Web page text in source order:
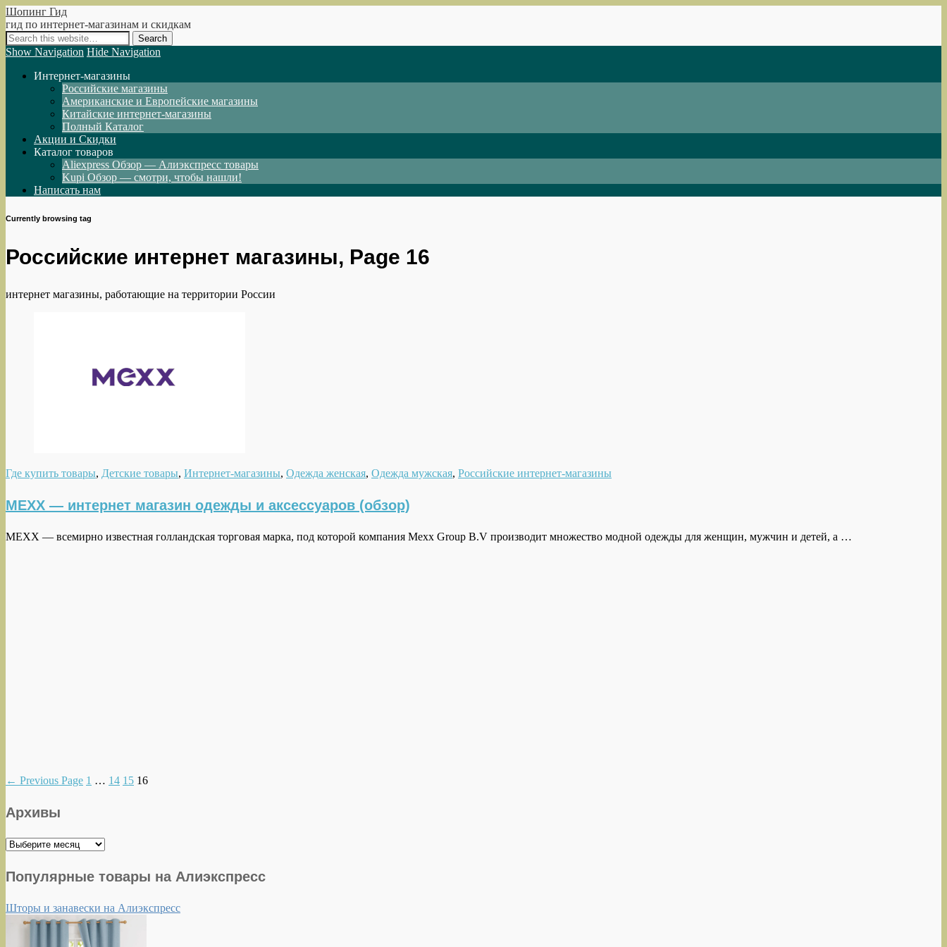
Шопинг Гид
гид по интернет-магазинам и скидкам
Show Navigation Hide Navigation
Интернет-магазины
Российские магазины
Американские и Европейские магазины
Китайские интернет-магазины
Полный Каталог
Акции и Скидки
Каталог товаров
Aliexpress Обзор — Алиэкспресс товары
Kupi Обзор — смотри, чтобы нашли!
Написать нам
Currently browsing tag
Российские интернет магазины, Page 16
интернет магазины, работающие на территории России
Где купить товары, Детские товары, Интернет-магазины, Одежда женская, Одежда мужская, Российские интернет-магазины
MEXX — интернет магазин одежды и аксессуаров (обзор)
MEXX — всемирно известная голландская торговая марка, под которой компания Mexx Group B.V производит множество модной одежды для женщин, мужчин и детей, а …
← Previous Page 1 … 14 15 16
Архивы
Архивы
Популярные товары на Алиэкспресс
Шторы и занавески на Алиэкспресс